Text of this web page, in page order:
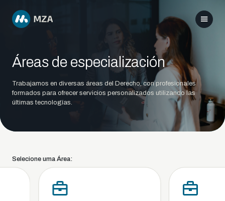
Áreas de especialización
Trabajamos en diversas áreas del Derecho, con profesionales
formados para ofrecer servicios personalizados utilizando las
últimas tecnologías.
Selecione uma Área: